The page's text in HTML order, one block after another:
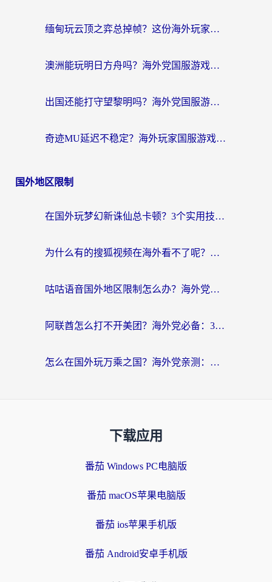
缅甸玩云顶之弈总掉帧？这份海外玩家专属加速器攻略帮你上分
澳洲能玩明日方舟吗？海外党国服游戏畅玩终极指南（附实用加速器选择技巧）
出国还能打守望黎明吗？海外党国服游戏不卡顿的终极解法
奇迹MU延迟不稳定？海外玩家国服游戏加速器终极指南：从卡顿到丝滑的秘密
国外地区限制
在国外玩梦幻新诛仙总卡顿？3个实用技巧解决海外党痛点（附回国加速器选择指南）
为什么有的搜狐视频在海外看不了呢？留学生亲测有效的回国加速攻略
咕咕语音国外地区限制怎么办？海外党必备的回国加速器选择指南（附音悦Tai、搜狐视频解决妙招）
阿联酋怎么打不开美团？海外党必备：3步解决回国追剧、看球、刷B站的全部烦恼
怎么在国外玩万乘之国？海外党亲测：突破限制的3个实用技巧
下载应用
番茄 Windows PC电脑版
番茄 macOS苹果电脑版
番茄 ios苹果手机版
番茄 Android安卓手机版